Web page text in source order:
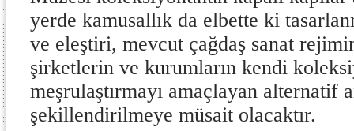
yerde kamusallık da elbette ki
ve eleştiri, mevcut çağdaş sanat
şirketlerin ve kurumların kendi
meşrulaştırmayı amaçlayan alternatif
şekillendirilmeye müsait olacaktır.